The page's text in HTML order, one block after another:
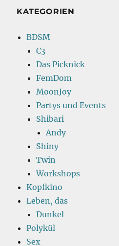
KATEGORIEN
BDSM
C3
Das Picknick
FemDom
MoonJoy
Partys und Events
Shibari
Andy
Shiny
Twin
Workshops
Kopfkino
Leben, das
Dunkel
Polykül
Sex